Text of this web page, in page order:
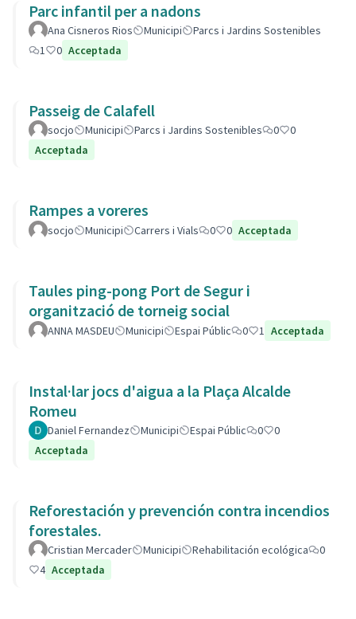
Parc infantil per a nadons
Ana Cisneros Rios Municipi
Parcs i Jardins Sostenibles
1
0 Acceptada
Passeig de Calafell
socjo Municipi Parcs i Jardins Sostenibles 0
0
Acceptada
Rampes a voreres
socjo Municipi Carrers i Vials 0 0 Acceptada
Taules ping-pong Port de Segur i
organització de torneig social
ANNA MASDEU Municipi Espai Públic 0 1 Acceptada
Instal·lar jocs d'aigua a la Plaça Alcalde
Romeu
Daniel Fernandez Municipi Espai Públic 0
0
Acceptada
Reforestación y prevención contra incendios
forestales.
Cristian Mercader Municipi Rehabilitación ecológica
0
4 Acceptada